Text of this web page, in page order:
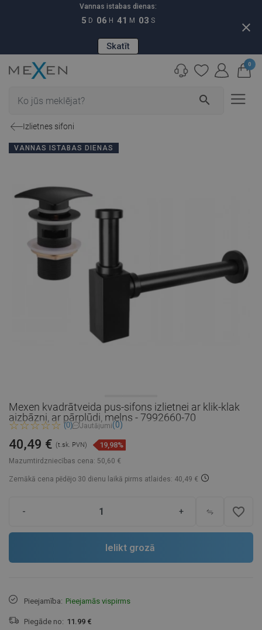
Vannas istabas dienas:
5 D 06 H 41 M 02 S
Skatīt
close
search
0
Izlietnes sifoni
VANNAS ISTABAS DIENAS
Mexen kvadrātveida pus-sifons izlietnei ar klik-klak
aizbāzni, ar pārplūdi, melns - 7992660-70
(0) Jautājumi(0)
Mazumtirdzniecības cena: 50,60 €
40,49 € (t.sk. PVN) 19,98%
Zemākā cena pēdējo 30 dienu laikā pirms atlaides: 40,49 €
- + favorite_border
Ielikt grozā
Pieejamība: Pieejamās vispirms
Piegāde no: 11.99 €